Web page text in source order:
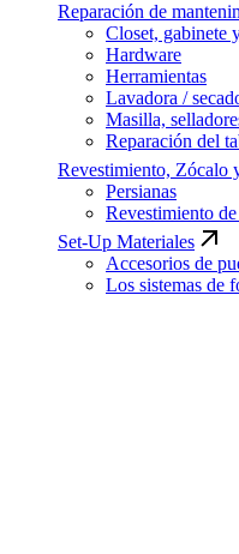
Reparación de
Closet, gabinete
Hardware
Herramientas
Lavadora /
Masilla,
Reparación del
Revestimiento, Zócalo
Persianas
Revestimiento
Set-Up Materiales
Accesorios de
Los sistemas de